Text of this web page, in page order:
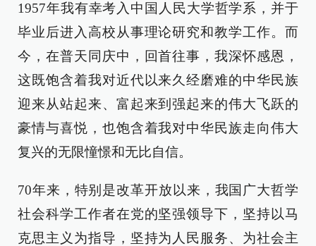
1957年我有幸考入中国人民大学哲学系，并于
毕业后进入高校从事理论研究和教学工作。而
今，在普天同庆中，回首往事，我深怀感恩，
这既饱含着我对近代以来久经磨难的中华民族
迎来从站起来、富起来到强起来的伟大飞跃的
豪情与喜悦，也饱含着我对中华民族走向伟大
复兴的无限憧憬和无比自信。
70年来，特别是改革开放以来，我国广大哲学
社会科学工作者在党的坚强领导下，坚持以马
克思主义为指导，坚持为人民服务、为社会主